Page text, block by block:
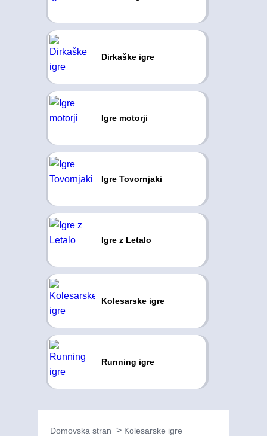
Dirkaške igre
Igre motorji
Igre Tovornjaki
Igre z Letalo
Kolesarske igre
Running igre
Domovska stran Kolesarske igre